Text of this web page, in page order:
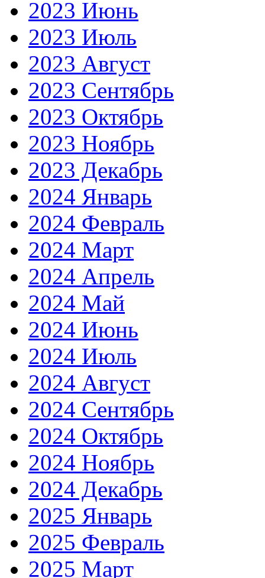
2023 Июнь
2023 Июль
2023 Август
2023 Сентябрь
2023 Октябрь
2023 Ноябрь
2023 Декабрь
2024 Январь
2024 Февраль
2024 Март
2024 Апрель
2024 Май
2024 Июнь
2024 Июль
2024 Август
2024 Сентябрь
2024 Октябрь
2024 Ноябрь
2024 Декабрь
2025 Январь
2025 Февраль
2025 Март